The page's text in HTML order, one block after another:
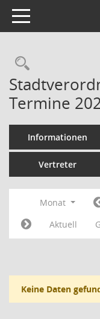
Toggle navigation
Termine
Informationen
Vertreter
Monat
Aktuell
Keine Daten